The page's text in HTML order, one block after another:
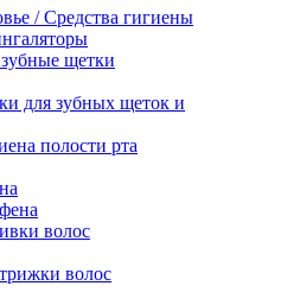
/ Средства гигиены
щетки
для зубных щеток и
полости рта
волос
волос